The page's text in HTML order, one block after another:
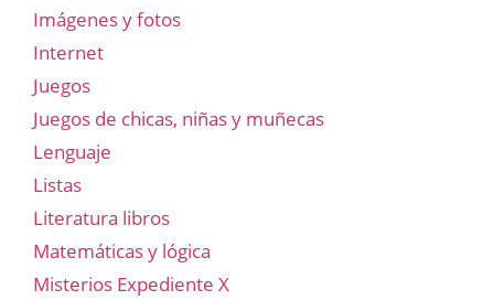
Imágenes y fotos
Internet
Juegos
Juegos de chicas, niñas y muñecas
Lenguaje
Listas
Literatura libros
Matemáticas y lógica
Misterios Expediente X